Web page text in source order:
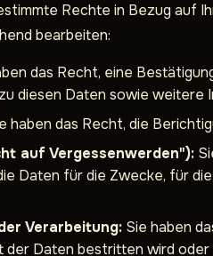
Rechte in Bezug
bearbeiten:
das Recht, eine
diesen Daten sowie
haben das Recht, die
auf Vergessenwerden"):
Daten für die Zwecke, für
Verarbeitung: Sie haben
der Daten bestritten wird